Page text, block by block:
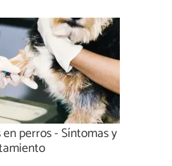
perros - Síntomas y